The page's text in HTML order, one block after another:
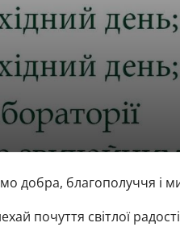
добра, благополуччя і
почуття світлої